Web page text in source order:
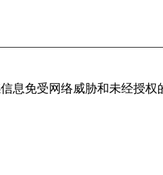
息免受网络威胁和未经授权